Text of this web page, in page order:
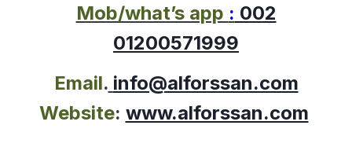
Mob/what’s app: 002
01200571999
Email. info@alforssan.com
Website:www.alforssan.com